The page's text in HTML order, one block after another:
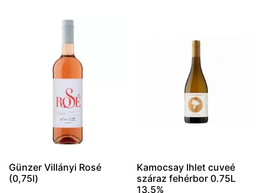
Günzer Villányi Rosé
(0,75l)
Kamocsay Ihlet cuveé
száraz fehérbor 0.75L
13.5%